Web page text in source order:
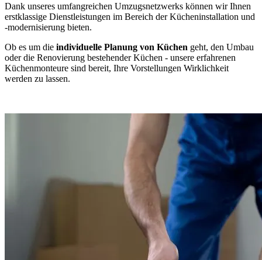
Dank unseres umfangreichen Umzugsnetzwerks können wir Ihnen
erstklassige Dienstleistungen im Bereich der Kücheninstallation und
-modernisierung bieten.
Ob es um die individuelle Planung von Küchen geht, den Umbau
oder die Renovierung bestehender Küchen - unsere erfahrenen
Küchenmonteure sind bereit, Ihre Vorstellungen Wirklichkeit
werden zu lassen.